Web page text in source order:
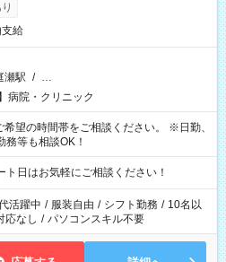
給
瀬駅 / …
病院・クリニック
等も相談OK！
日はお気軽にご相談ください！
活躍中 / 服装自由 / シフト勤務 / 10名以
応なし / パソコンスキル不要